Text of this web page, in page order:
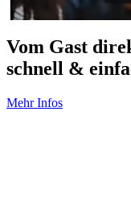
Vom Gast
schnell &
Mehr Infos